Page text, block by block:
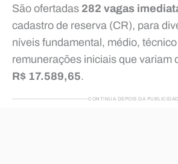
São ofertadas 282 vagas
cadastro de reserva (CR), para
níveis fundamental, médio,
remunerações iniciais que variam
R$ 17.589,65.
CONTINUA DEPOIS DA